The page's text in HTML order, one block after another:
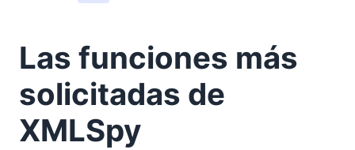
Las funciones más
solicitadas de
XMLSpy